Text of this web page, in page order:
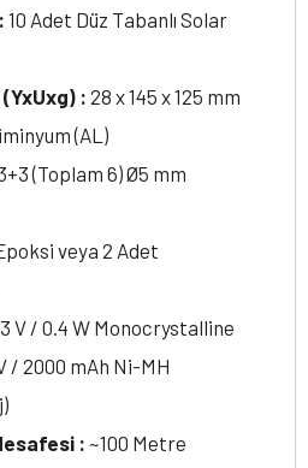
10 Adet Düz Tabanlı Solar
: 28 x 145 x 125 mm
(AL)
(Toplam 6) Ø5 mm
veya 2 Adet
3 V / 0.4 W Monocrystalline
/ 2000 mAh Ni-MH
: ~100 Metre